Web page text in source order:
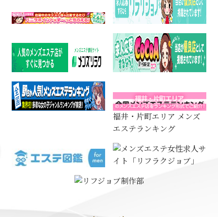
福井・片町エリア メンズ
エステランキング